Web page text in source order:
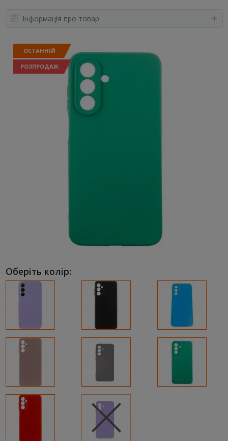
Інформація про товар
ОСТАННІЙ
РОЗПРОДАЖ
Оберіть колір: